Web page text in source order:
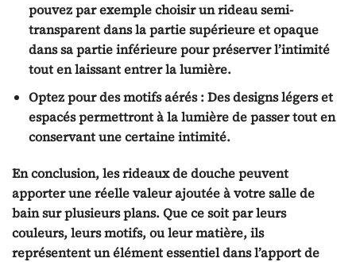
pouvez par exemple choisir un rideau semi-
transparent dans la partie supérieure et opaque
dans sa partie inférieure pour préserver l’intimité
tout en laissant entrer la lumière.
Optez pour des motifs aérés :Des designs légers et
espacés permettront à la lumière de passer tout en
conservant une certaine intimité.
En conclusion, les rideaux de douche peuvent
apporter une réelle valeur ajoutée à votre salle de
bain sur plusieurs plans. Que ce soit par leurs
couleurs, leurs motifs, ou leur matière, ils
représentent un élément essentiel dans l’apport de